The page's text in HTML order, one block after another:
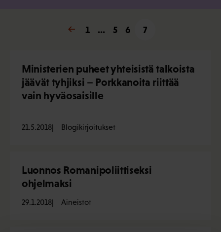
« Edellinen
1 … 5 6 7
Ministerien puheet yhteisistä talkoista
jäävät tyhjiksi – Porkkanoita riittää
vain hyväosaisille
21.5.2018 Blogikirjoitukset
Luonnos Romanipoliittiseksi
ohjelmaksi
29.1.2018 Aineistot